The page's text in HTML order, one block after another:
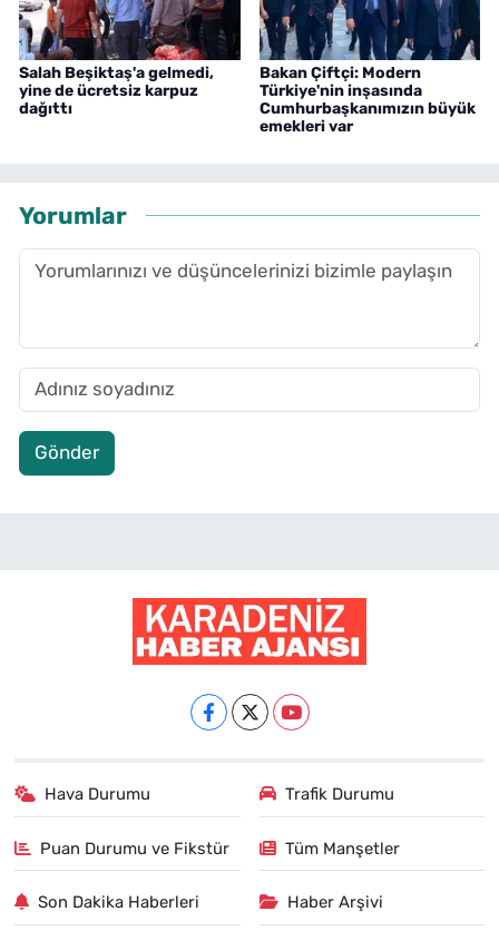
Salah Beşiktaş'a gelmedi,
yine de ücretsiz karpuz
dağıttı
Bakan Çiftçi: Modern
Türkiye'nin inşasında
Cumhurbaşkanımızın büyük
emekleri var
Yorumlar
Gönder
Hava Durumu Trafik Durumu
Puan Durumu ve Fikstür Tüm Manşetler
Son Dakika Haberleri Haber Arşivi